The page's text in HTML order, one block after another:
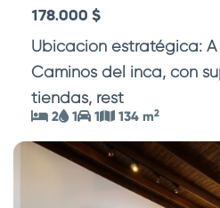
178.000 $
Ubicación estratégica: A
Caminos del inca, con
tiendas, rest
2 1 1 134 m2